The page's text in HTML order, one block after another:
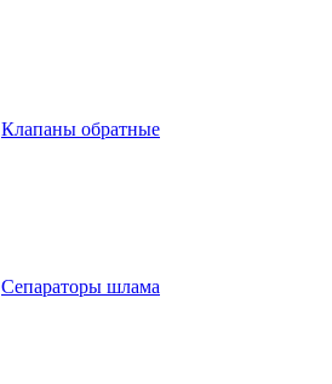
Клапаны обратные
Сепараторы шлама